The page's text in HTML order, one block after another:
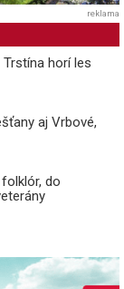
reklama
horí les
aj Vrbové,
do